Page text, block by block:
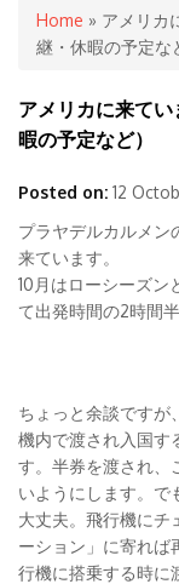
You are here
Home » アメリカ
継・休暇の予定な
アメリカに来て
暇の予定など）
Posted on: 12
プラヤデルカルメン
来ています。
10月はローシーズン
て出発時間の2時間
ちょっと余談ですが
機内で渡され入国す
す。半券を渡され、
いようにします。で
大丈夫。飛行機にチ
ーション」に寄れば
行機に搭乗する時に